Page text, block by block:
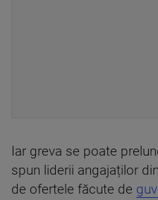
Iar greva se poate
spun liderii angajaților
de ofertele făcute de